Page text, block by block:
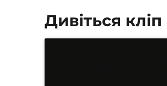
Дивіться